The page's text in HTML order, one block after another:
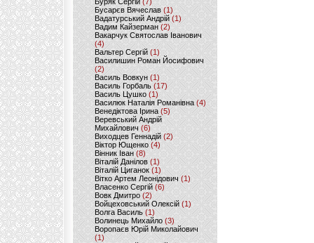
Бусарєв Вячеслав (1)
Вадатурський Андрій (1)
Вадим Кайзерман (2)
Вакарчук Святослав Іванович
(4)
Вальтер Сергій (1)
Василишин Роман Йосифович
(2)
Василь Вовкун (1)
Василь Горбаль (17)
Василь Цушко (1)
Василюк Наталія Романівна (4)
Венедіктова Ірина(5)
Веревський Андрій
Михайлович (6)
Виходцев Геннадій (2)
Віктор Ющенко (4)
Вінник Іван (8)
Віталій Данілов (1)
Віталій Циганок (1)
Вітко Артем Леонідович(1)
Власенко Сергій (6)
Вовк Дмитро(2)
Войцеховський Олексій(1)
Волга Василь (1)
Волинець Михайло (3)
Воропаєв Юрій Миколайович
(1)